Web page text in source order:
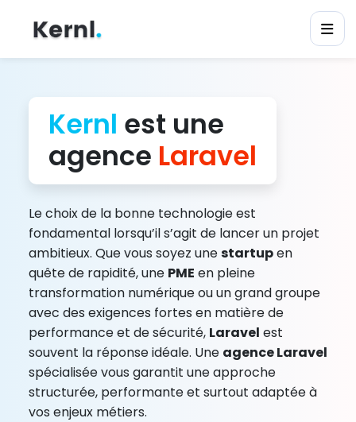
Kernl est une
agence Laravel
Le choix de la bonne technologie est
fondamental lorsqu’il s’agit de lancer un projet
ambitieux. Que vous soyez unestartupen
quête de rapidité, une PME en pleine
transformation numérique ou un grand groupe
avec des exigences fortes en matière de
performance et de sécurité, Laravel est
souvent la réponse idéale. Une agence Laravel
spécialisée vous garantit une approche
structurée, performante et surtout adaptée à
vos enjeux métiers.